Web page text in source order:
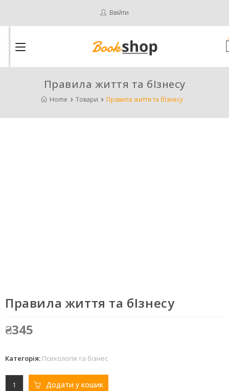
Ввійти
Правила життя та бІзнесу
Home Товари Правила життя та бІзнесу
Правила життя та бІзнесу
₴345
Категорія: Психологія та бізнес
Додати у кошик